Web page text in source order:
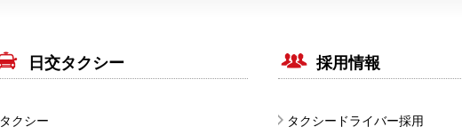
日交タクシー
タクシー
採用情報
タクシードライバー採用